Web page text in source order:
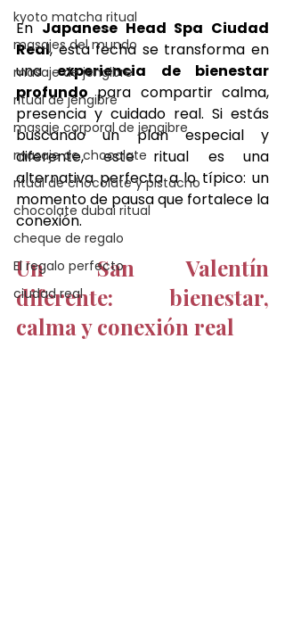
kyoto matcha ritual
masajes del mundo
masaje de jengibre
ritual de jengibre
masaje corporal de jengibre
masaje de chocolate
ritual de chocolate y pistacho
chocolate dubai ritual
cheque de regalo
El regalo perfecto
ciudad real
En Japanese Head Spa Ciudad
Real, esta fecha se transforma en
una experiencia de bienestar
profundo para compartir calma,
presencia y cuidado real. Si estás
buscando un plan especial y
diferente, este ritual es una
alternativa perfecta a lo típico: un
momento de pausa que fortalece la
conexión.
Un San Valentín
diferente: bienestar,
calma y conexión real